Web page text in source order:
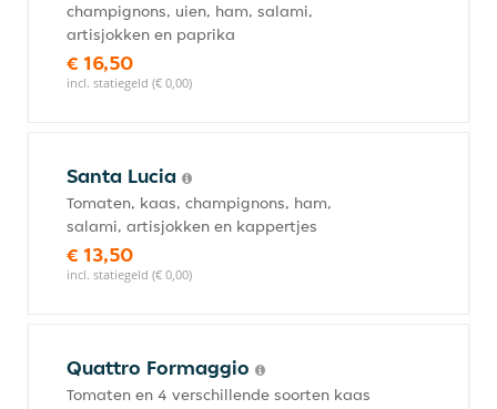
champignons, uien, ham, salami,
artisjokken en paprika
€ 16,50
incl. statiegeld (€ 0,00)
Santa Lucia
Tomaten, kaas, champignons, ham,
salami, artisjokken en kappertjes
€ 13,50
incl. statiegeld (€ 0,00)
Quattro Formaggio
Tomaten en 4 verschillende soorten kaas